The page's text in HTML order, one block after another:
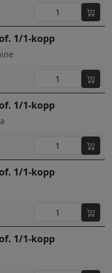
1/1-kopp
1/1-kopp
1/1-kopp
1/1-kopp